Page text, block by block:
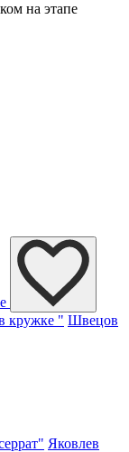
на этапе
кружке " Швецов
Яковлев